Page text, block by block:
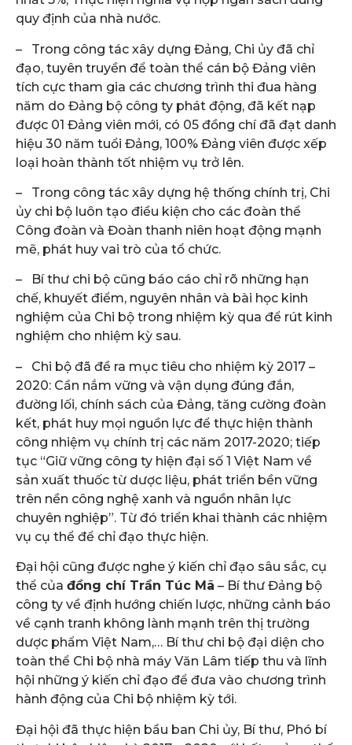
quy định của nhà nước.
– Trong công tác xây dựng Đảng, Chi ủy đã chỉ
đạo, tuyên truyền để toàn thể cán bộ Đảng viên
tích cực tham gia các chương trình thi đua hàng
năm do Đảng bộ công ty phát động, đã kết nạp
được 01 Đảng viên mới, có 05 đồng chí đã đạt danh
hiệu 30 năm tuổi Đảng, 100% Đảng viên được xếp
loại hoàn thành tốt nhiệm vụ trở lên.
– Trong công tác xây dựng hệ thống chính trị, Chi
ủy chi bộ luôn tạo điều kiện cho các đoàn thể
Công đoàn và Đoàn thanh niên hoạt động mạnh
mẽ, phát huy vai trò của tổ chức.
– Bí thư chi bộ cũng báo cáo chỉ rõ những hạn
chế, khuyết điểm, nguyên nhân và bài học kinh
nghiệm của Chi bộ trong nhiệm kỳ qua để rút kinh
nghiệm cho nhiệm kỳ sau.
– Chi bộ đã đề ra mục tiêu cho nhiệm kỳ 2017 –
2020: Cần nắm vững và vận dụng đúng đắn,
đường lối, chính sách của Đảng, tăng cường đoàn
kết, phát huy mọi nguồn lực để thực hiện thành
công nhiệm vụ chính trị các năm 2017-2020; tiếp
tục “Giữ vững công ty hiện đại số 1 Việt Nam về
sản xuất thuốc từ dược liệu, phát triển bền vững
trên nền công nghệ xanh và nguồn nhân lực
chuyên nghiệp”. Từ đó triển khai thành các nhiệm
vụ cụ thể để chỉ đạo thực hiện.
Đại hội cũng được nghe ý kiến chỉ đạo sâu sắc, cụ
thể của đồng chí Trần Túc Mã – Bí thư Đảng bộ
công ty về định hướng chiến lược, những cảnh báo
về cạnh tranh không lành mạnh trên thị trường
dược phẩm Việt Nam,… Bí thư chi bộ đại diện cho
toàn thể Chi bộ nhà máy Văn Lâm tiếp thu và lĩnh
hội những ý kiến chỉ đạo để đưa vào chương trình
hành động của Chi bộ nhiệm kỳ tới.
Đại hội đã thực hiện bầu ban Chi ủy, Bí thư, Phó bí